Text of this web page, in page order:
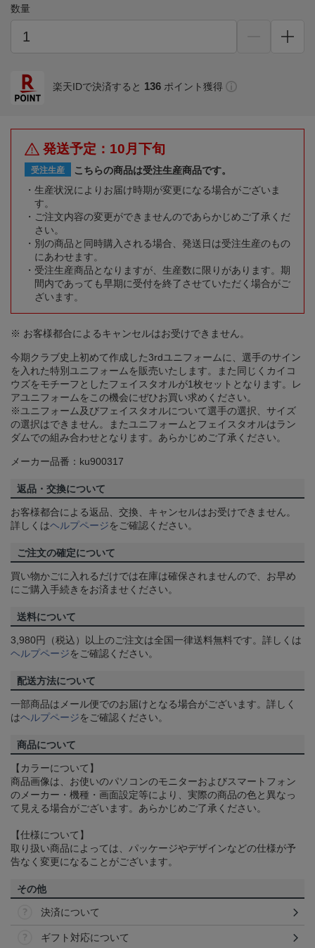
数量
楽天IDで決済すると 136 ポイント獲得
発送予定：10月下旬
受注生産
こちらの商品は受注生産商品です。
生産状況によりお届け時期が変更になる場合がございま
す。
ご注文内容の変更ができませんのであらかじめご了承くだ
さい。
別の商品と同時購入される場合、発送日は受注生産のもの
にあわせます。
受注生産商品となりますが、生産数に限りがあります。期
間内であっても早期に受付を終了させていただく場合がご
ざいます。
※ お客様都合によるキャンセルはお受けできません。
今期クラブ史上初めて作成した3rdユニフォームに、選手のサイン
を入れた特別ユニフォームを販売いたします。また同じくカイコ
ウズをモチーフとしたフェイスタオルが1枚セットとなります。レ
アユニフォームをこの機会にぜひお買い求めください。
※ユニフォーム及びフェイスタオルについて選手の選択、サイズ
の選択はできません。またユニフォームとフェイスタオルはラン
ダムでの組み合わせとなります。あらかじめご了承ください。
メーカー品番：ku900317
返品・交換について
お客様都合による返品、交換、キャンセルはお受けできません。
詳しくはヘルプページをご確認ください。
ご注文の確定について
買い物かごに入れるだけでは在庫は確保されませんので、お早め
にご購入手続きをお済ませください。
送料について
3,980円（税込）以上のご注文は全国一律送料無料です。詳しくは
ヘルプページをご確認ください。
配送方法について
一部商品はメール便でのお届けとなる場合がございます。詳しく
はヘルプページをご確認ください。
商品について
【カラーについて】
商品画像は、お使いのパソコンのモニターおよびスマートフォン
のメーカー・機種・画面設定等により、実際の商品の色と異なっ
て見える場合がございます。あらかじめご了承ください。
【仕様について】
取り扱い商品によっては、パッケージやデザインなどの仕様が予
告なく変更になることがございます。
その他
決済について
ギフト対応について